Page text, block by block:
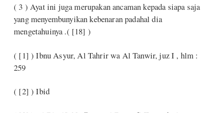
( 3 ) Ayat ini juga merupakan ancaman kepada siapa saja
yang menyembunyikan kebenaran padahal dia
mengetahuinya .( [18] )
( [1] ) Ibnu Asyur, Al Tahrir wa Al Tanwir, juz I , hlm :
259
( [2] ) Ibid